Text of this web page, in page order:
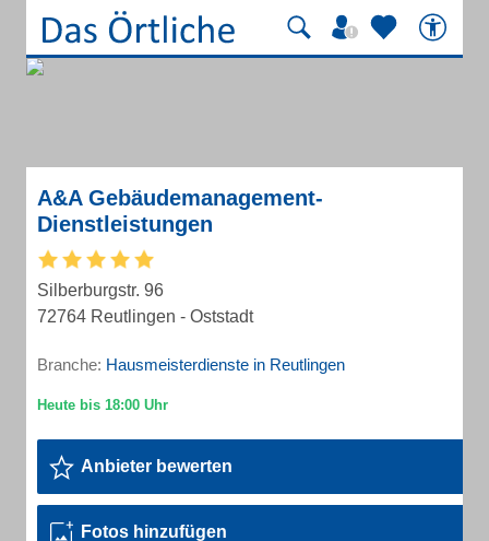
A&A Gebäudemanagement-
Dienstleistungen
Silberburgstr. 96
72764 Reutlingen - Oststadt
Branche: Hausmeisterdienste in Reutlingen
Anbieter bewerten
Fotos hinzufügen